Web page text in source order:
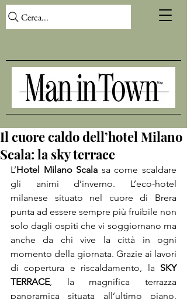
Cerca...
Il cuore caldo dell’hotel Milano
Scala: la sky terrace
L’Hotel Milano Scala sa come scaldare
gli animi d’inverno. L’eco-hotel
milanese situato nel cuore di Brera
punta ad essere sempre più fruibile non
solo dagli ospiti che vi soggiornano ma
anche da chi vive la città in ogni
momento della giornata. Grazie ai lavori
di copertura e riscaldamento, la SKY
TERRACE, la magnifica terrazza
panoramica situata all’ultimo piano,